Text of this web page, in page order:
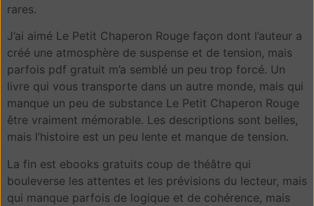
rares.
J’ai aimé Le Petit Chaperon Rouge façon dont l’auteur a
créé une atmosphère de suspense et de tension, mais
parfois pdf gratuit m’a semblé un peu trop forcé. Un
livre qui vous transporte dans un autre monde, mais qui
manque un peu de substance Le Petit Chaperon Rouge
être vraiment mémorable. Les descriptions sont belles,
mais l’histoire est un peu lente et manque de tension.
La fin est ebooks gratuits coup de théâtre qui
bouleverse les attentes et les prévisions du lecteur, mais
qui manque parfois de logique et de cohérence, mais